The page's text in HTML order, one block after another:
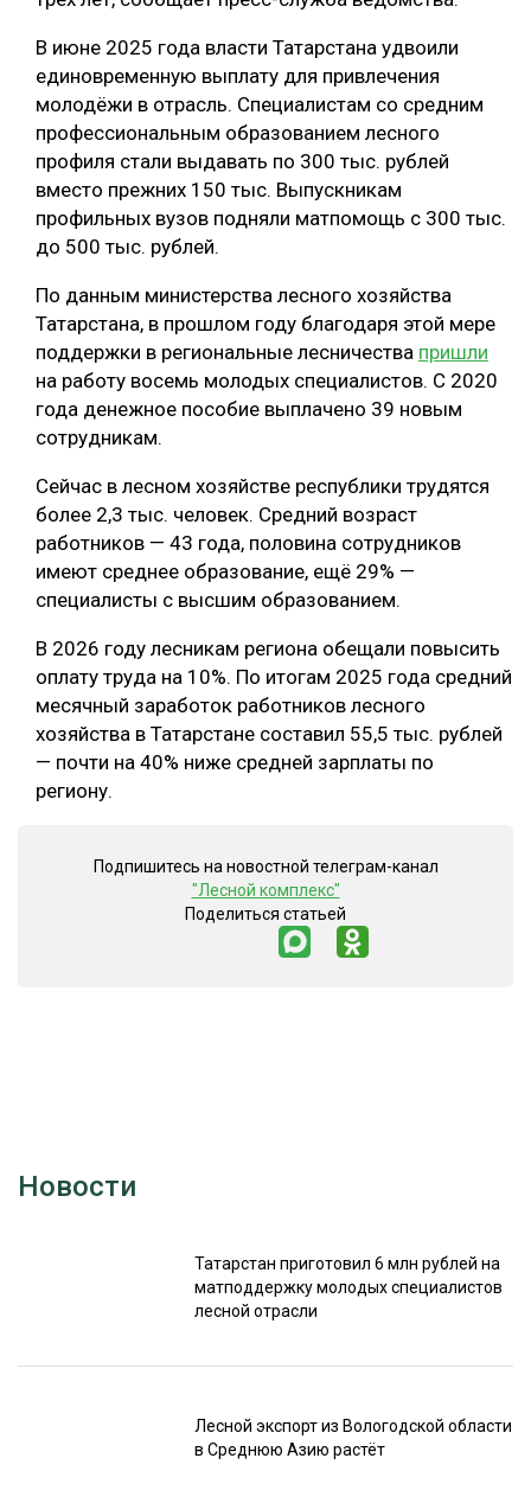
В июне 2025 года власти Татарстана удвоили
единовременную выплату для привлечения
молодёжи в отрасль. Специалистам со средним
профессиональным образованием лесного
профиля стали выдавать по 300 тыс. рублей
вместо прежних 150 тыс. Выпускникам
профильных вузов подняли матпомощь с 300 тыс.
до 500 тыс. рублей.
По данным министерства лесного хозяйства
Татарстана, в прошлом году благодаря этой мере
поддержки в региональные лесничества пришли
на работу восемь молодых специалистов. С 2020
года денежное пособие выплачено 39 новым
сотрудникам.
Сейчас в лесном хозяйстве республики трудятся
более 2,3 тыс. человек. Средний возраст
работников — 43 года, половина сотрудников
имеют среднее образование, ещё 29% —
специалисты с высшим образованием.
В 2026 году лесникам региона обещали повысить
оплату труда на 10%. По итогам 2025 года средний
месячный заработок работников лесного
хозяйства в Татарстане составил 55,5 тыс. рублей
— почти на 40% ниже средней зарплаты по
региону.
Подпишитесь на новостной телеграм-канал
"Лесной комплекс"
Поделиться статьей
Новости
Татарстан приготовил 6 млн рублей на
матподдержку молодых специалистов
лесной отрасли
Лесной экспорт из Вологодской области
в Среднюю Азию растёт